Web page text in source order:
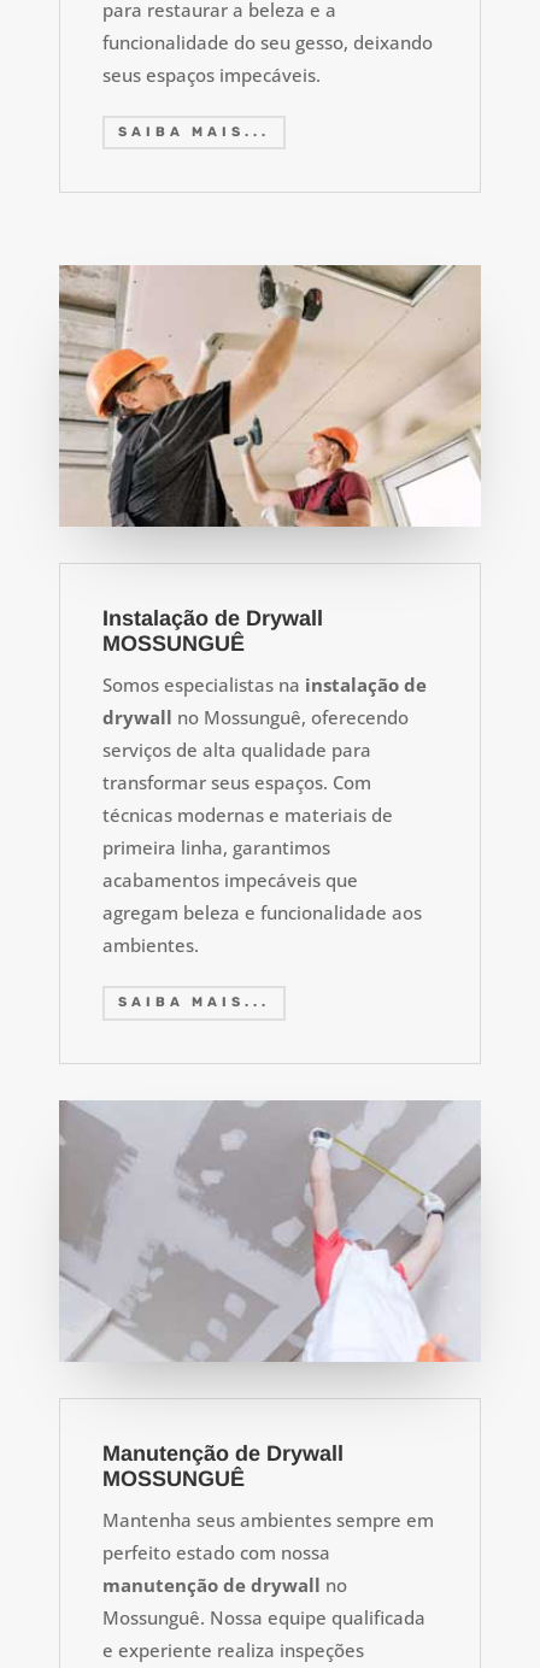
para restaurar a beleza e a
funcionalidade do seu gesso, deixando
seus espaços impecáveis.
SAIBA MAIS...
Instalação de Drywall
MOSSUNGUÊ
Somos especialistas na instalação de
drywall no Mossunguê, oferecendo
serviços de alta qualidade para
transformar seus espaços. Com
técnicas modernas e materiais de
primeira linha, garantimos
acabamentos impecáveis que
agregam beleza e funcionalidade aos
ambientes.
SAIBA MAIS...
Manutenção de Drywall
MOSSUNGUÊ
Mantenha seus ambientes sempre em
perfeito estado com nossa
manutenção de drywall no
Mossunguê. Nossa equipe qualificada
e experiente realiza inspeções